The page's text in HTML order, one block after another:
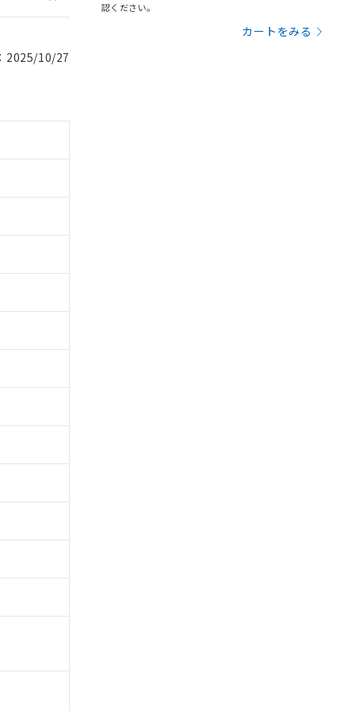
2025/10/27
認ください。
カートをみる